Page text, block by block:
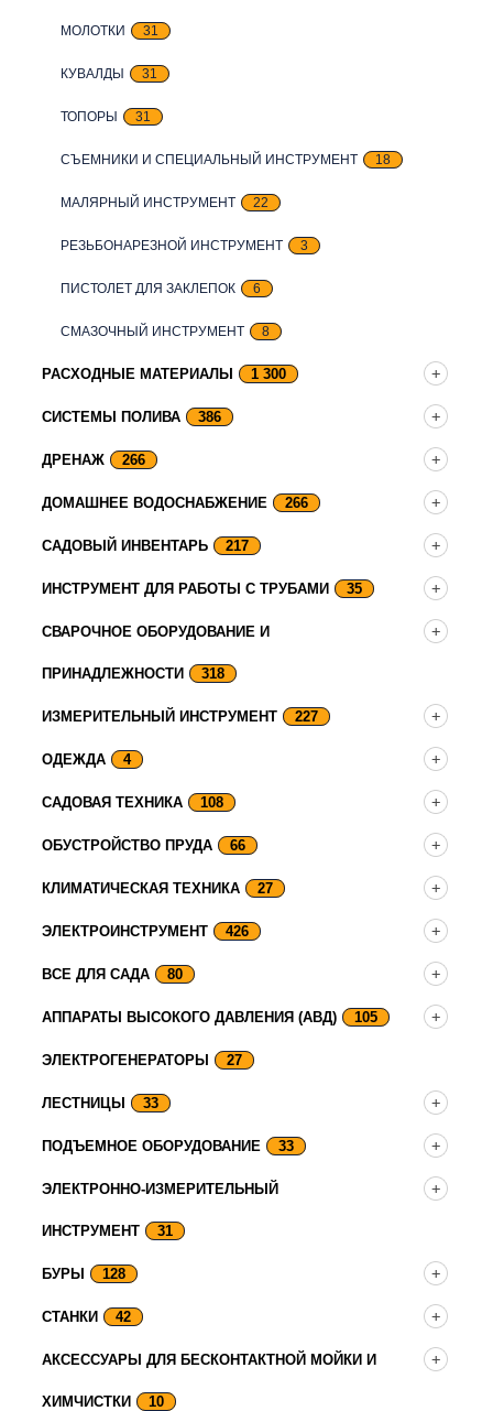
МОЛОТКИ 31
КУВАЛДЫ 31
ТОПОРЫ 31
СЪЕМНИКИ И СПЕЦИАЛЬНЫЙ ИНСТРУМЕНТ 18
МАЛЯРНЫЙ ИНСТРУМЕНТ 22
РЕЗЬБОНАРЕЗНОЙ ИНСТРУМЕНТ 3
ПИСТОЛЕТ ДЛЯ ЗАКЛЕПОК 6
СМАЗОЧНЫЙ ИНСТРУМЕНТ 8
РАСХОДНЫЕ МАТЕРИАЛЫ 1 300
СИСТЕМЫ ПОЛИВА 386
ДРЕНАЖ 266
ДОМАШНЕЕ ВОДОСНАБЖЕНИЕ 266
САДОВЫЙ ИНВЕНТАРЬ 217
ИНСТРУМЕНТ ДЛЯ РАБОТЫ С ТРУБАМИ 35
СВАРОЧНОЕ ОБОРУДОВАНИЕ И
ПРИНАДЛЕЖНОСТИ 318
ИЗМЕРИТЕЛЬНЫЙ ИНСТРУМЕНТ 227
ОДЕЖДА 4
САДОВАЯ ТЕХНИКА 108
ОБУСТРОЙСТВО ПРУДА 66
КЛИМАТИЧЕСКАЯ ТЕХНИКА 27
ЭЛЕКТРОИНСТРУМЕНТ 426
ВСЕ ДЛЯ САДА 80
АППАРАТЫ ВЫСОКОГО ДАВЛЕНИЯ (АВД) 105
ЭЛЕКТРОГЕНЕРАТОРЫ 27
ЛЕСТНИЦЫ 33
ПОДЪЕМНОЕ ОБОРУДОВАНИЕ 33
ЭЛЕКТРОННО-ИЗМЕРИТЕЛЬНЫЙ
ИНСТРУМЕНТ 31
БУРЫ 128
СТАНКИ 42
АКСЕССУАРЫ ДЛЯ БЕСКОНТАКТНОЙ МОЙКИ И
ХИМЧИСТКИ 10